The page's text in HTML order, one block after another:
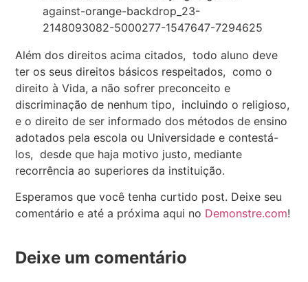
Além dos direitos acima citados, todo aluno deve
ter os seus direitos básicos respeitados, como o
direito à Vida, a não sofrer preconceito e
discriminação de nenhum tipo, incluindo o religioso,
e o direito de ser informado dos métodos de ensino
adotados pela escola ou Universidade e contestá-
los, desde que haja motivo justo, mediante
recorrência ao superiores da instituição.
Esperamos que você tenha curtido post. Deixe seu
comentário e até a próxima aqui no Demonstre.com!
Deixe um comentário